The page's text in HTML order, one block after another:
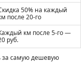
50% на каждый
после 20-го
км после 5-го —
руб.
за самую дешевую